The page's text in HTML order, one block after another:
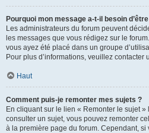
Pourquoi mon message a-t-il besoin
Les administrateurs du forum peuvent
les messages que vous rédigez sur le
vous ayez été placé dans un groupe
Pour plus d’informations, veuillez contacter
Haut
Comment puis-je remonter mes sujets ?
En cliquant sur le lien « Remonter le sujet
consulter un sujet, vous pouvez remonter
à la première page du forum. Cependant, si